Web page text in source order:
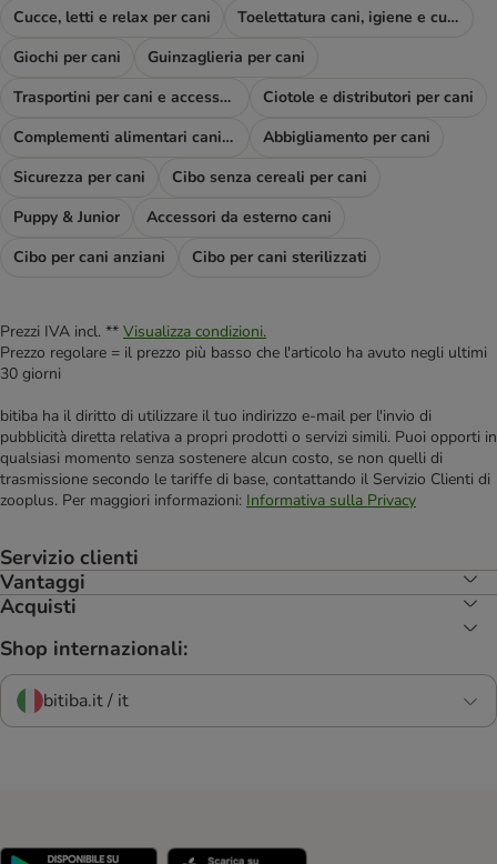
Cucce, letti e relax per cani
Toelettatura cani, igiene e cura
Giochi per cani
Guinzaglieria per cani
Trasportini per cani e accessori viaggio
Ciotole e distributori per cani
Complementi alimentari cani e diete
Abbigliamento per cani
Sicurezza per cani
Cibo senza cereali per cani
Puppy & Junior
Accessori da esterno cani
Cibo per cani anziani
Cibo per cani sterilizzati
Prezzi IVA incl. ** Visualizza condizioni.
Prezzo regolare = il prezzo più basso che l'articolo ha avuto negli ultimi
30 giorni
bitiba ha il diritto di utilizzare il tuo indirizzo e-mail per l'invio di
pubblicità diretta relativa a propri prodotti o servizi simili. Puoi opporti in
qualsiasi momento senza sostenere alcun costo, se non quelli di
trasmissione secondo le tariffe di base, contattando il Servizio Clienti di
zooplus. Per maggiori informazioni: Informativa sulla Privacy
Servizio clienti
Vantaggi
Acquisti
Shop internazionali:
bitiba.it / it